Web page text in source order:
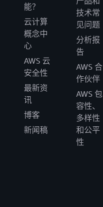
能？
云计算
概念中
心
AWS 云
安全性
最新资
讯
博客
新闻稿
技术常
见问题
分析报
告
AWS 合
作伙伴
AWS 包
容性、
多样性
和公平
性